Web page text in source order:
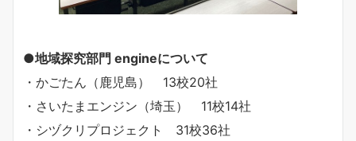
●地域探究部門 engineについて
・かごたん（鹿児島） 13校20社
・さいたまエンジン（埼玉） 11校14社
・シヅクリプロジェクト 31校36社